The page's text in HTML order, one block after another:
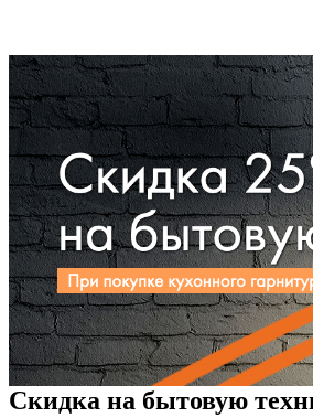
Скидка на бытовую